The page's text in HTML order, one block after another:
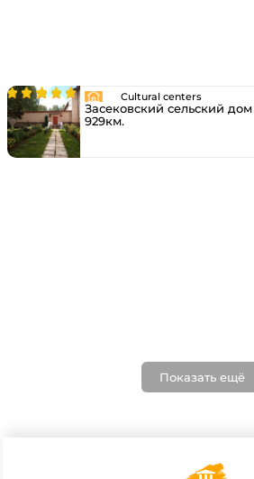
Cultural centers
Засековский сельский дом
929км.
Показать ещё